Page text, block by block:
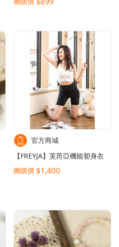
官方商城
【FREYJA】芙芮亞機能塑身衣
團購價 $1,400